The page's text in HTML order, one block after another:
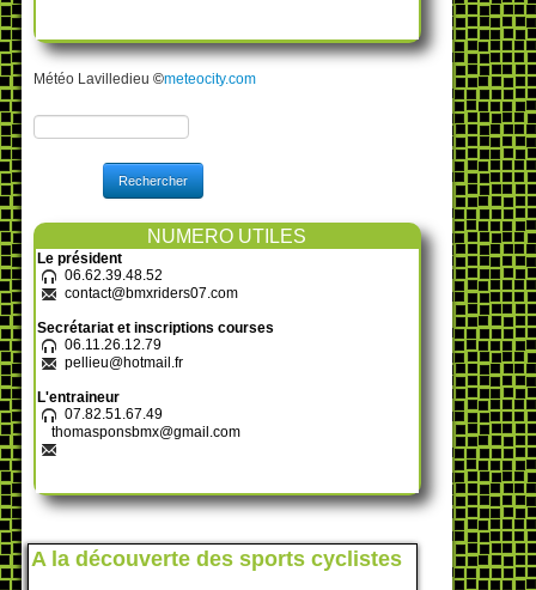
Météo Lavilledieu ©meteocity.com
Rechercher
NUMERO UTILES
Le président
06.62.39.48.52
contact@bmxriders07.com
Secrétariat et inscriptions courses
06.11.26.12.79
pellieu@hotmail.fr
L'entraineur
07.82.51.67.49
thomasponsbmx@gmail.com
A la découverte des sports cyclistes